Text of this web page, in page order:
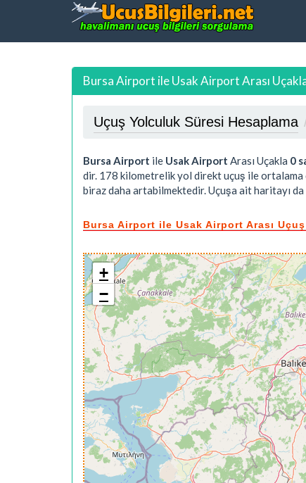
Bursa Airport ile Usak Airport Arası
Uçuş Yolculuk Süresi Hesaplama
Bursa Airport ile Usak Airport Arası Uçakla 0
dir. 178 kilometrelik yol direkt uçuş ile ortalama
biraz daha artabilmektedir. Uçuşa ait haritayı da
Bursa Airport ile Usak Airport Arası
+
−